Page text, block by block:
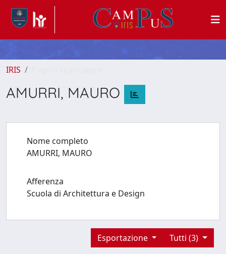
IRIS
AMURRI, MAURO
Nome completo
AMURRI, MAURO
Afferenza
Scuola di Architettura e Design
Tutti (3)
Esportazione